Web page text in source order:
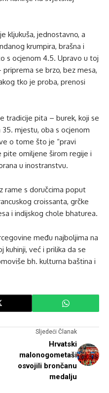
kljukuša, jednostavno, a
krumpira, brašna i
s ocjenom 4.5. Upravo u toj
se brzo, bez mesa,
tko je proba, prenosi
tradicije pita – burek, koji se
35. mjestu, oba s ocjenom
o tome što je “pravi
pite omiljene širom regije i
u inostranstvu.
rame s doručcima poput
croissanta, grčke
i indijskog chole bhaturea.
među najboljima na
kuhinji, već i prilika da se
bh. kulturna baština i
Sljedeći Članak
Hrvatski
malonogometaši
osvojili brončanu
medalju